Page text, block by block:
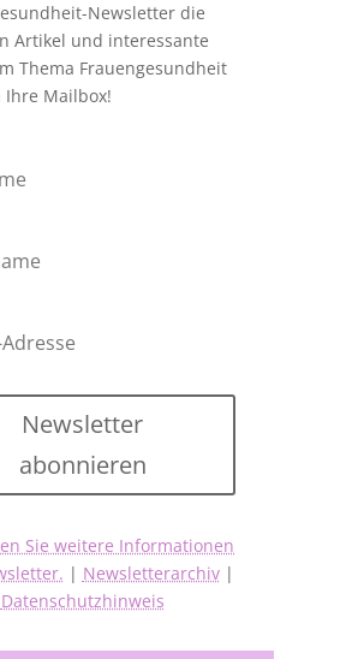
Newsletter die
Artikel und interessante
Thema Frauengesundheit
Mailbox!
Newsletter
abonnieren
Sie weitere Informationen
| Newsletterarchiv|
Datenschutzhinweis